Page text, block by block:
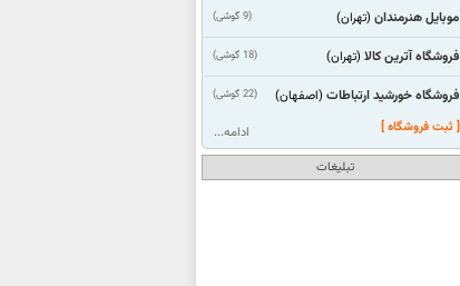
(9 گوشی) موبایل هنرمندان (تهران)
(18 گوشی) فروشگاه آترین کالا (تهران)
(22 گوشی) فروشگاه خورشید ارتباطات (اصفهان)
[ ثبت فروشگاه ]
ادامه...
تبلیغات